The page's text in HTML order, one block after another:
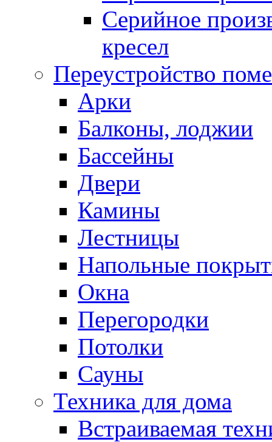
Серийное
кресел
Переустройство
Арки
Балконы, лоджии
Бассейны
Двери
Камины
Лестницы
Напольные
Окна
Перегородки
Потолки
Сауны
Техника для дома
Встраиваемая